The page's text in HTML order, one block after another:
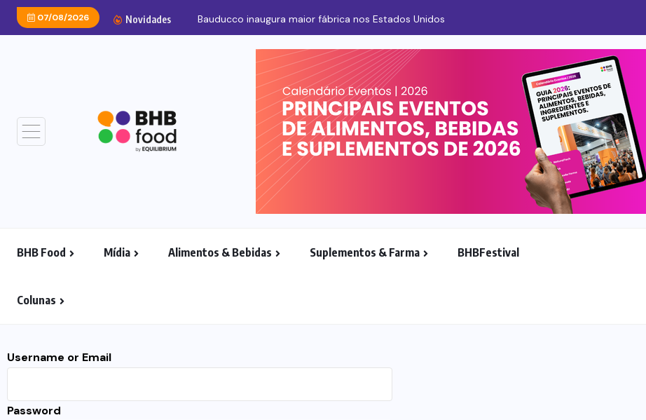
07/08/2026 Novidades Bauducco inaugura maior fábrica nos Estados Unidos
BHB Food Mídia Alimentos & Bebidas Suplementos & Farma BHBFestival
Colunas
Username or Email
Password